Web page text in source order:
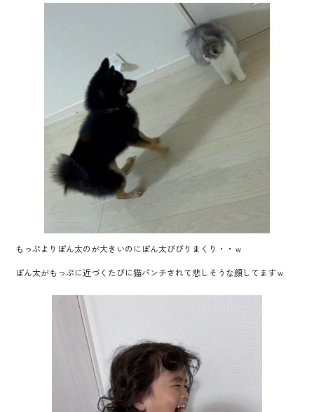
もっぷよりぽん太のが大きいのにぽん太びびりまくり・・ｗ
ぽん太がもっぷに近づくたびに猫パンチされて悲しそうな顔してますｗ